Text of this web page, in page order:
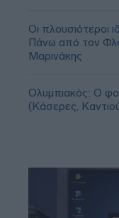
Οι πλουσιότεροι
Πάνω από τον
Μαρινάκης
Ολυμπιακός: Ο
(Κάσερες,